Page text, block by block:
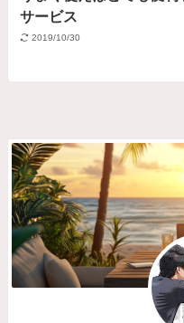
サービス
2019/10/30